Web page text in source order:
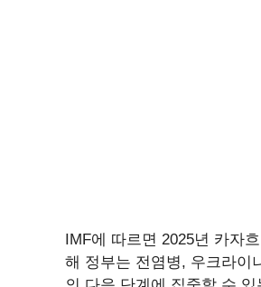
IMF에 따르면 2025년 카자
해 정부는 전염병, 우크라이